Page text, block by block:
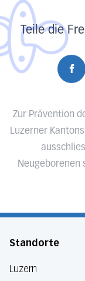
Teile die
Zur Prävention
Luzerner
Standorte
Luzern